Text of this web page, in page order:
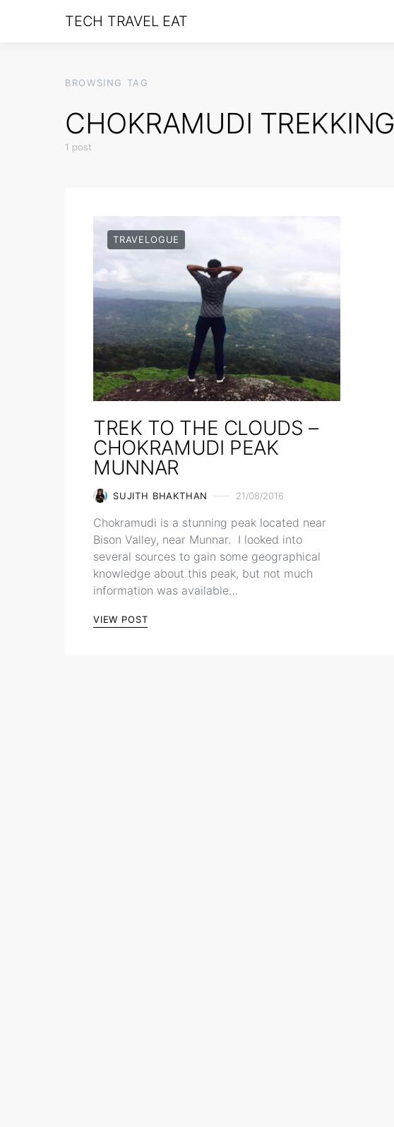
TECH TRAVEL EAT
BROWSING TAG
CHOKRAMUDI TREKKING
1 post
TRAVELOGUE
TREK TO THE CLOUDS –
CHOKRAMUDI PEAK
MUNNAR
SUJITH BHAKTHAN 21/08/2016
Chokramudi is a stunning peak located near
Bison Valley, near Munnar. I looked into
several sources to gain some geographical
knowledge about this peak, but not much
information was available…
VIEW POST